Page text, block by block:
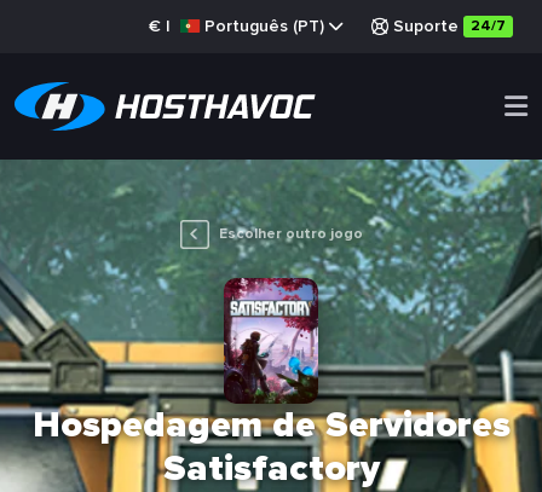
€ | Português (PT) Suporte 24/7
Escolher outro jogo
Hospedagem de Servidores
Satisfactory